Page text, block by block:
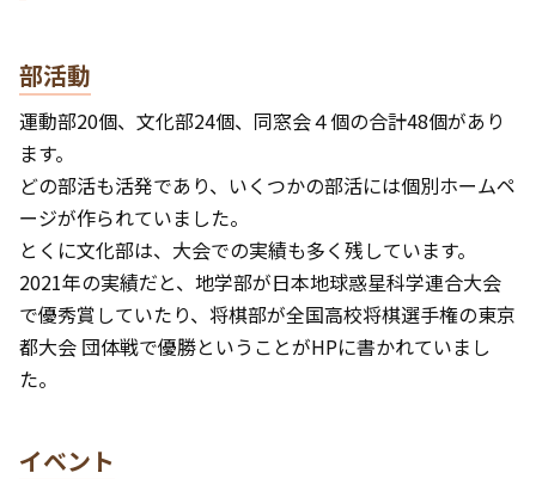
部活動
運動部20個、文化部24個、同窓会４個の合計48個があり
ます。
どの部活も活発であり、いくつかの部活には個別ホームペ
ージが作られていました。
とくに文化部は、大会での実績も多く残しています。
2021年の実績だと、地学部が日本地球惑星科学連合大会
で優秀賞していたり、将棋部が全国高校将棋選手権の東京
都大会 団体戦で優勝ということがHPに書かれていまし
た。
イベント